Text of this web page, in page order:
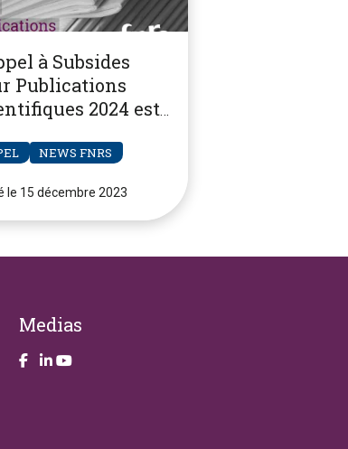
à Subsides
Publications
2024 est
NEWS FNRS
le 15 décembre 2023
Medias
Take a look on our facebook page
Take a look on our LinkendIn page